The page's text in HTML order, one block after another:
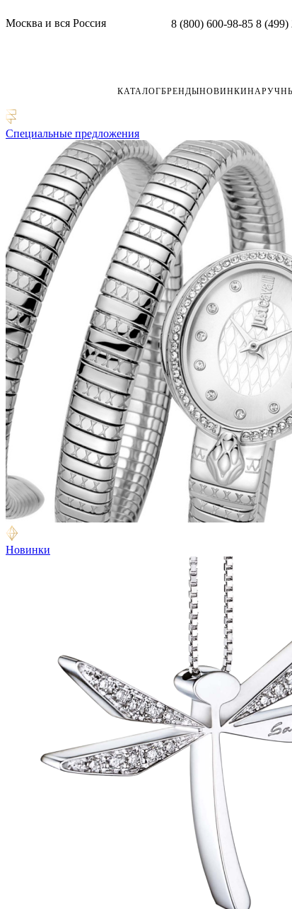
Москва и вся Россия 8 (800) 600-98-85 8 (499)
КАТАЛОГБРЕНДЫНОВИНКИ
Специальные предложения
Новинки